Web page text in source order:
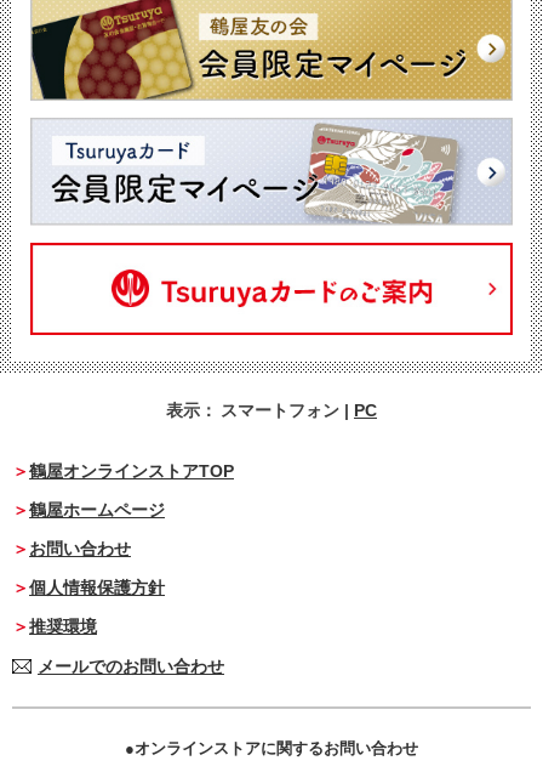
表示： スマートフォン | PC
鶴屋オンラインストアTOP
鶴屋ホームページ
お問い合わせ
個人情報保護方針
推奨環境
メールでのお問い合わせ
オンラインストアに関するお問い合わせ